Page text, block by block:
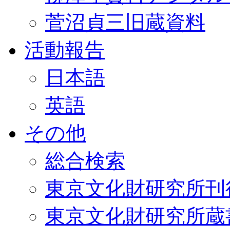
菅沼貞三旧蔵資料
活動報告
日本語
英語
その他
総合検索
東京文化財研究所
東京文化財研究所